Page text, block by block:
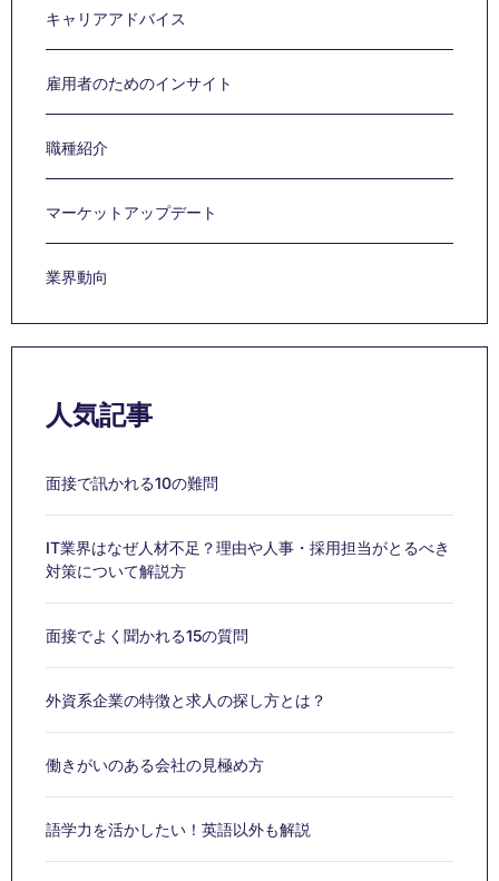
キャリアアドバイス
雇用者のためのインサイト
職種紹介
マーケットアップデート
業界動向
人気記事
面接で訊かれる10の難問
IT業界はなぜ人材不足？理由や人事・採用担当がとるべき
対策について解説方
面接でよく聞かれる15の質問
外資系企業の特徴と求人の探し方とは？
働きがいのある会社の見極め方
語学力を活かしたい！英語以外も解説